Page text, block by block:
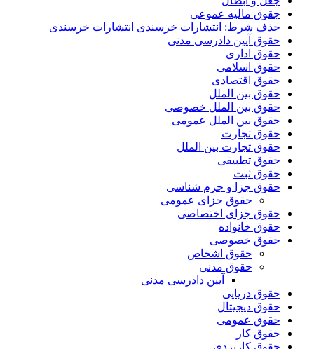
جقوق مالیه عموعی
حذف شرط: انتشارات خرسندی انتشارات خرسندی
حقوق آیین دادرسی مدنی
حقوق اداری
حقوق اسلامی
حقوق اقتصادی
حقوق بین الملل
حقوق بین الملل خصوصی
حقوق بین الملل عمومی
حقوق تجارت
حقوق تجارت بین الملل
حقوق تطبیقی
حقوق ثبت
حقوق جزا و جرم شناسی
حقوق جزای عمومی
حقوق جزای اختصاصی
حقوق خانواده
حقوق خصوصی
حقوق اشخاص
حقوق مدنی
آیین دادرسی مدنی
حقوق دریایی
حقوق دیجیتال
حقوق عمومی
حقوق کار